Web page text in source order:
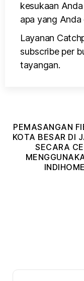
kesukaan
apa yang
Layanan
subscribe per
tayangan.
PEMASANGAN
KOTA BESAR DI
SECARA